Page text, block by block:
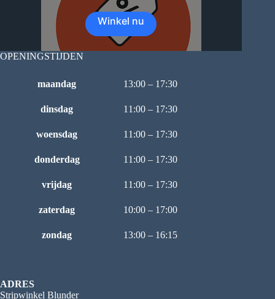
Winkel nu
OPENINGSTIJDEN
maandag 13:00 – 17:30
dinsdag 11:00 – 17:30
woensdag 11:00 – 17:30
donderdag 11:00 – 17:30
vrijdag 11:00 – 17:30
zaterdag 10:00 – 17:00
zondag 13:00 – 16:15
ADRES
Stripwinkel Blunder